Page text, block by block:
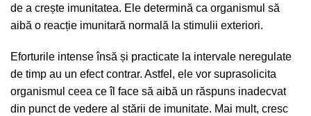
de a crește imunitatea. Ele determină ca organismul să
aibă o reacție imunitară normală la stimulii exteriori.
Eforturile intense însă și practicate la intervale neregulate
de timp au un efect contrar. Astfel, ele vor suprasolicita
organismul ceea ce îl face să aibă un răspuns inadecvat
din punct de vedere al stării de imunitate. Mai mult, cresc